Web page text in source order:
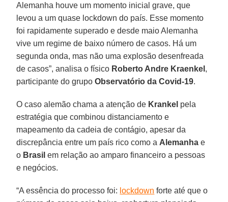
Alemanha houve um momento inicial grave, que
levou a um quase lockdown do país. Esse momento
foi rapidamente superado e desde maio Alemanha
vive um regime de baixo número de casos. Há um
segunda onda, mas não uma explosão desenfreada
de casos”, analisa o físico Roberto Andre Kraenkel ,
participante do grupoObservatório da Covid-19.
O caso alemão chama a atenção de Krankel pela
estratégia que combinou distanciamento e
mapeamento da cadeia de contágio, apesar da
discrepância entre um país rico como a Alemanha e
o Brasil em relação ao amparo financeiro a pessoas
e negócios.
“A essência do processo foi: lockdown forte até que o